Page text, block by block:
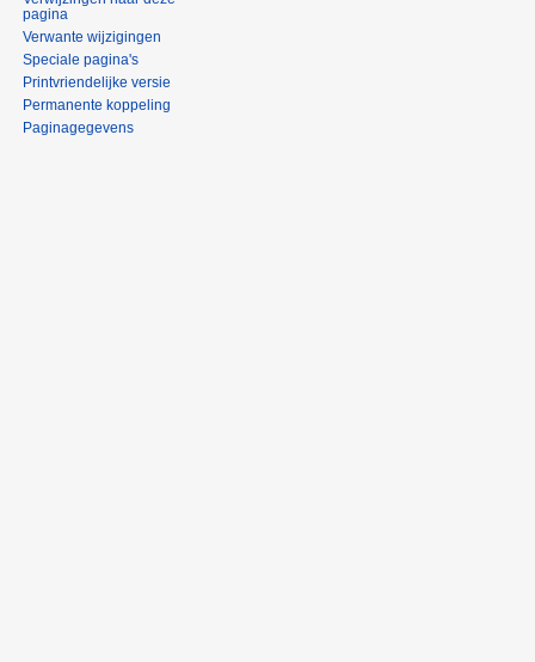
pagina
Verwante wijzigingen
Speciale pagina's
Printvriendelijke versie
Permanente koppeling
Paginagegevens